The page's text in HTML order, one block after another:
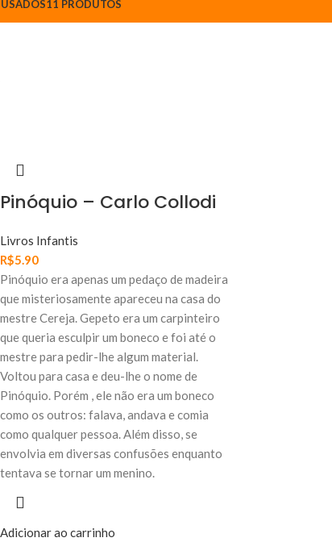
11 PRODUTOS
Pinóquio – Carlo Collodi
Livros Infantis
R$5.90
Pinóquio era apenas um pedaço de madeira
que misteriosamente apareceu na casa do
mestre Cereja. Gepeto era um carpinteiro
que queria esculpir um boneco e foi até o
mestre para pedir-lhe algum material.
Voltou para casa e deu-lhe o nome de
Pinóquio. Porém , ele não era um boneco
como os outros: falava, andava e comia
como qualquer pessoa. Além disso, se
envolvia em diversas confusões enquanto
tentava se tornar um menino.
Adicionar ao carrinho